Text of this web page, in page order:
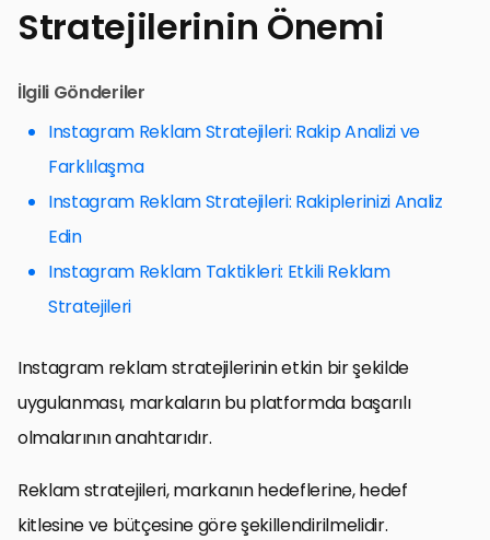
Stratejilerinin Önemi
İlgili Gönderiler
Instagram Reklam Stratejileri: Rakip Analizi ve
Farklılaşma
Instagram Reklam Stratejileri: Rakiplerinizi Analiz
Edin
Instagram Reklam Taktikleri: Etkili Reklam
Stratejileri
Instagram reklam stratejilerinin etkin bir şekilde
uygulanması, markaların bu platformda başarılı
olmalarının anahtarıdır.
Reklam stratejileri, markanın hedeflerine, hedef
kitlesine ve bütçesine göre şekillendirilmelidir.